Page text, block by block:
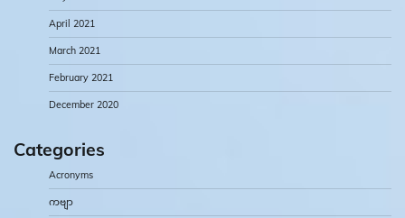
April 2021
March 2021
February 2021
December 2020
Categories
Acronyms
ကဗျာ